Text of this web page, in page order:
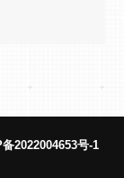
2022004653号-1